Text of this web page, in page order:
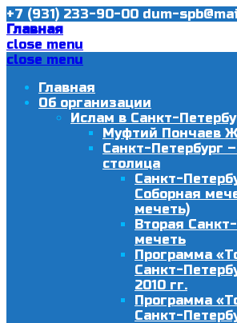
+7 (931) 233-90-00 dum-
Главная
close menu
close menu
Главная
Об организации
Ислам в Санкт-
Муфтий Пончаев
Санкт-Петербург
столица
Санкт-
Соборная
мечеть)
Вторая
мечеть
Программа
Санкт-
2010 гг.
Программа
Санкт-